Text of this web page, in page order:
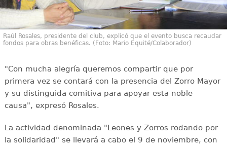
Raúl Rosales, presidente del club, explicó que el evento busca recaudar
fondos para obras benéficas. (Foto: Mario Equité/Colaborador)
"Con mucha alegría queremos compartir que por
primera vez se contará con la presencia del Zorro Mayor
y su distinguida comitiva para apoyar esta noble
causa", expresó Rosales.
La actividad denominada "Leones y Zorros rodando por
la solidaridad" se llevará a cabo el 9 de noviembre, con